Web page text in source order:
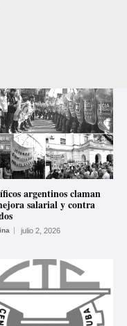
argentinos claman
salarial y contra
julio 2, 2026